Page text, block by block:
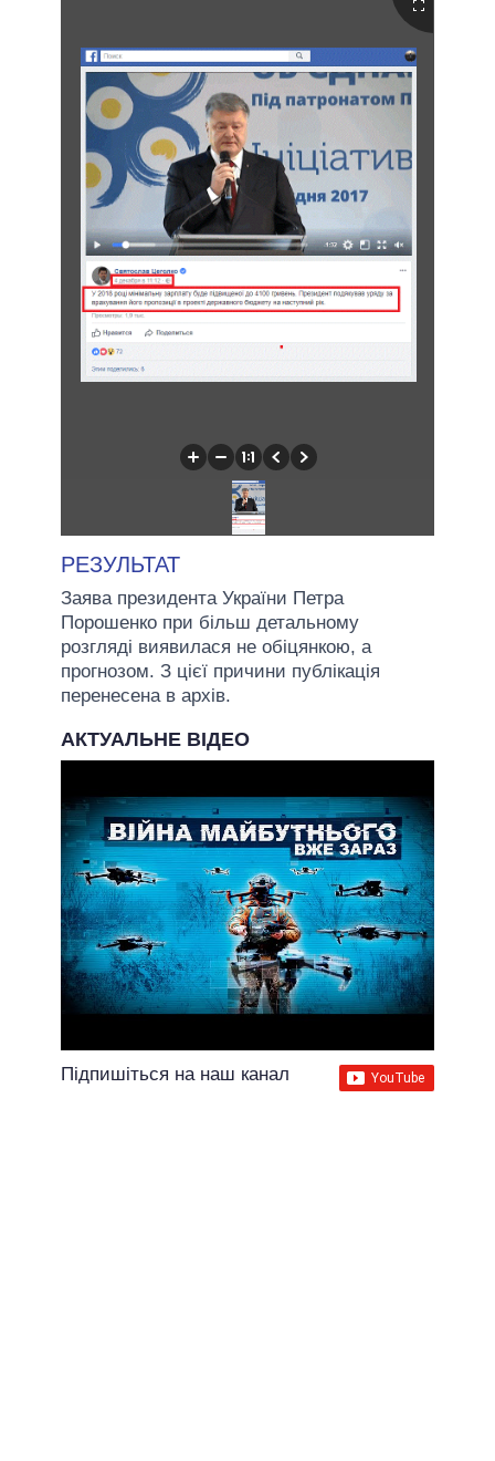
РЕЗУЛЬТАТ
Заява президента України Петра
Порошенко при більш детальному
розгляді виявилася не обіцянкою, а
прогнозом. З цієї причини публікація
перенесена в архів.
АКТУАЛЬНЕ ВІДЕО
Підпишіться на наш канал